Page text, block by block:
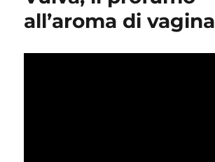
all’aroma di vagina